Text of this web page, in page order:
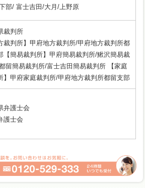
部/ 富士吉田/大月/上野原
裁判所
裁判所】甲府地方裁判所/甲府地方裁判所都
【簡易裁判所】甲府簡易裁判所/鰍沢簡易裁
留簡易裁判所/富士吉田簡易裁判所 【家庭
】甲府家庭裁判所/甲府地方裁判所都留支部
弁護士会
護士会